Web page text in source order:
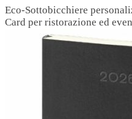
Eco-Sottobicchiere
Card per ristorazione ed